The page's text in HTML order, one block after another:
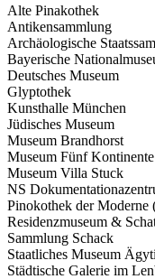
Alte Pinakothek
Antikensammlung
Archäologische
Bayerische
Deutsches Museum
Glyptothek
Kunsthalle München
Jüdisches Museum
Museum Brandhorst
Museum Fünf Kontinente
Museum Villa Stuck
NS
Pinokothek der Moderne
Residenzmuseum &
Sammlung Schack
Staatliches Museum
Städtische Galerie im